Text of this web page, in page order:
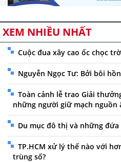
XEM NHIỀU NHẤT
Cuộc đua xây cao ốc chọc
Nguyễn Ngọc Tư: Bởi bôi
Toàn cảnh lễ trao Giải
những người giữ mạch nguồn
Du mục đô thị và những
TP.HCM xử lý thế nào với
trùng số?